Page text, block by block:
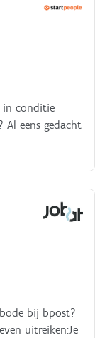
in conditie
Al eens gedacht
bij bpost?
uitreiken:Je